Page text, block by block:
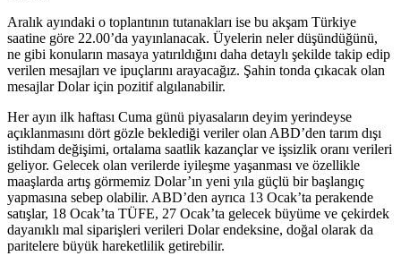
Aralık ayındaki o toplantının tutanakları ise bu akşam Türkiye
saatine göre 22.00’da yayınlanacak. Üyelerin neler düşündüğünü,
ne gibi konuların masaya yatırıldığını daha detaylı şekilde takip edip
verilen mesajları ve ipuçlarını arayacağız. Şahin tonda çıkacak olan
mesajlar Dolar için pozitif algılanabilir.
Her ayın ilk haftası Cuma günü piyasaların deyim yerindeyse
açıklanmasını dört gözle beklediği veriler olan ABD’den tarım dışı
istihdam değişimi, ortalama saatlik kazançlar ve işsizlik oranı verileri
geliyor. Gelecek olan verilerde iyileşme yaşanması ve özellikle
maaşlarda artış görmemiz Dolar’ın yeni yıla güçlü bir başlangıç
yapmasına sebep olabilir. ABD’den ayrıca 13 Ocak’ta perakende
satışlar, 18 Ocak’ta TÜFE, 27 Ocak’ta gelecek büyüme ve çekirdek
dayanıklı mal siparişleri verileri Dolar endeksine, doğal olarak da
paritelere büyük hareketlilik getirebilir.